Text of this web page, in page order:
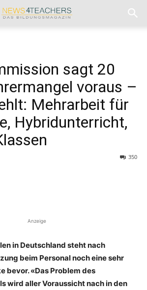
sagt 20
voraus –
Mehrarbeit für
Hybridunterricht,
350
Anzeige
in Deutschland steht nach
beim Personal noch eine sehr
bevor. «Das Problem des
wird aller Voraussicht nach in den